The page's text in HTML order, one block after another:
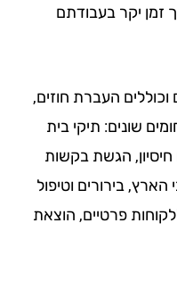
יקר בעבודתם
העברת חוזים,
תיקי בית
הגשת בקשות
בירורים וטיפול
פרטיים, הוצאת